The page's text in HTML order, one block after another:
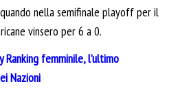
nella semifinale playoff per il
vinsero per 6 a 0.
Ranking femminile, l’ultimo
Nazioni